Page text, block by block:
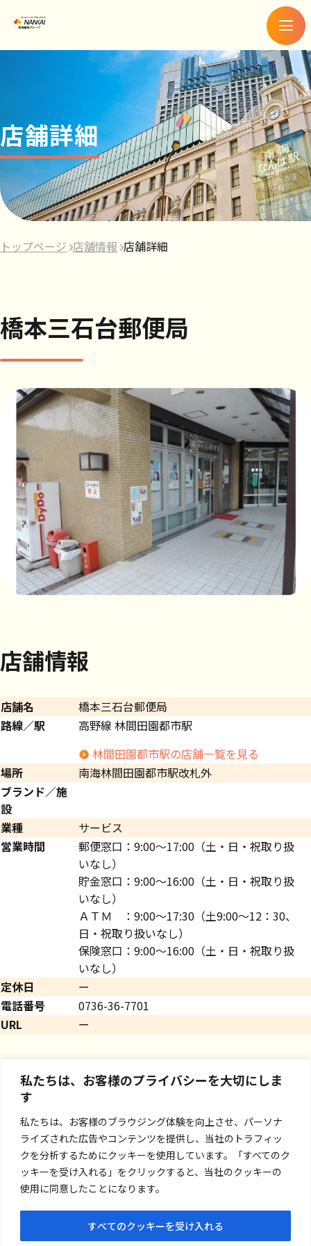
私たちは、お客様のプライバシーを大切にしま
す
私たちは、お客様のブラウジング体験を向上させ、パーソナ
ライズされた広告やコンテンツを提供し、当社のトラフィッ
クを分析するためにクッキーを使用しています。「すべてのク
ッキーを受け入れる」をクリックすると、当社のクッキーの
使用に同意したことになります。
すべてのクッキーを受け入れる
メ
ニ
ュ
ー
店舗詳細
トップページ 店舗情報 店舗詳細
橋本三石台郵便局
店舗情報
店舗名
橋本三石台郵便局
路線／駅
高野線 林間田園都市駅
林間田園都市駅の店舗一覧を見る
場所
南海林間田園都市駅改札外
ブランド／施
設
業種
サービス
営業時間
郵便窓口：9:00～17:00（土・日・祝取り扱
いなし）
貯金窓口：9:00～16:00（土・日・祝取り扱
いなし）
ＡＴＭ ：9:00～17:30（土9:00～12：30、
日・祝取り扱いなし）
保険窓口：9:00～16:00（土・日・祝取り扱
いなし）
定休日
ー
電話番号
0736-36-7701
URL
ー